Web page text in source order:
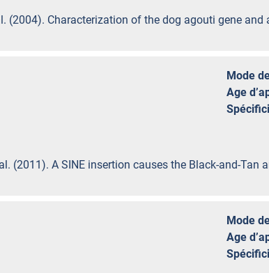
(2004). Characterization of the dog agouti gene
Mode
Age
(2011). A SINE insertion causes the Black-and-
Mode
Age